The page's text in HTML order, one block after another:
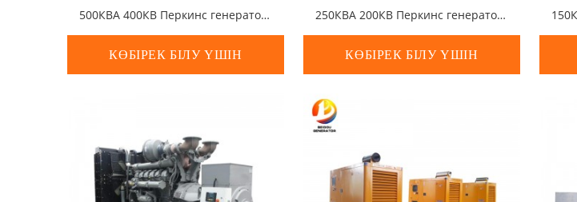
500КВА 400КВ Перкинс генераторы
КӨБІРЕК БІЛУ ҮШІН
250КВА 200КВ Перкинс генераторы
КӨБІРЕК БІЛУ ҮШІН